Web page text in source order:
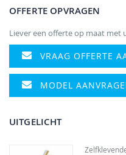
OFFERTE OPVRAGEN
Liever een offerte op maat met
VRAAG OFFERTE
MODEL
UITGELICHT